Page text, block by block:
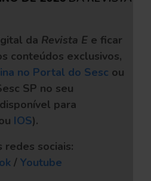
da Revista E e ficar
conteúdos exclusivos,
no Portal do Sesc ou
SP no seu
para
IOS).
redes sociais:
/ Youtube